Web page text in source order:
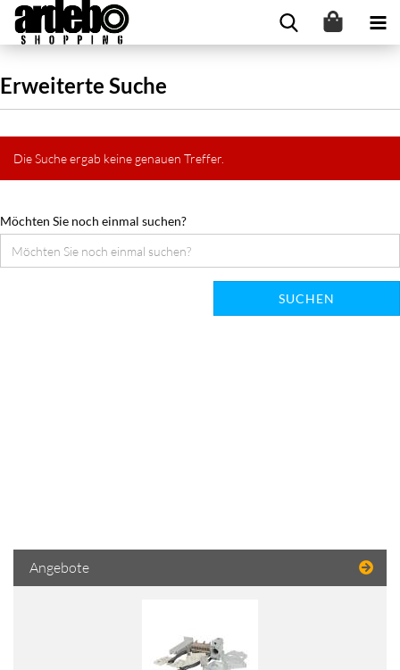
Erweiterte Suche
Die Suche ergab keine genauen Treffer.
Möchten Sie noch einmal suchen?
SUCHEN
Angebote